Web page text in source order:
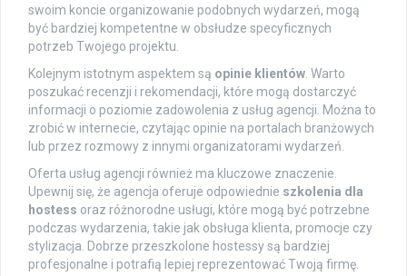
swoim koncie organizowanie podobnych wydarzeń, mogą
być bardziej kompetentne w obsłudze specyficznych
potrzeb Twojego projektu.
Kolejnym istotnym aspektem są opinie klientów . Warto
poszukać recenzji i rekomendacji, które mogą dostarczyć
informacji o poziomie zadowolenia z usług agencji. Można to
zrobić w internecie, czytając opinie na portalach branżowych
lub przez rozmowy z innymi organizatorami wydarzeń.
Oferta usług agencji również ma kluczowe znaczenie.
Upewnij się, że agencja oferuje odpowiednie szkolenia dla
hostess oraz różnorodne usługi, które mogą być potrzebne
podczas wydarzenia, takie jak obsługa klienta, promocje czy
stylizacja. Dobrze przeszkolone hostessy są bardziej
profesjonalne i potrafią lepiej reprezentować Twoją firmę.